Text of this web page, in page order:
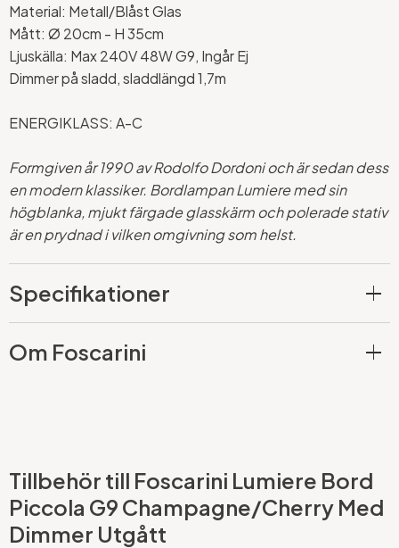
Material: Metall/Blåst Glas
Mått: Ø 20cm - H 35cm
Ljuskälla: Max 240V 48W G9, Ingår Ej
Dimmer på sladd, sladdlängd 1,7m
ENERGIKLASS: A-C
Formgiven år 1990 av Rodolfo Dordoni och är sedan dess
en modern klassiker. Bordlampan Lumiere med sin
högblanka, mjukt färgade glasskärm och polerade stativ
är en prydnad i vilken omgivning som helst.
Specifikationer
Om Foscarini
Tillbehör till Foscarini Lumiere Bord
Piccola G9 Champagne/Cherry Med
Dimmer Utgått